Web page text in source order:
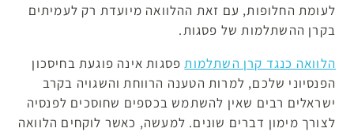
לעומת החלופות, עם זאת ההלוואה מיועדת רק לעמיתים
בקרן ההשתלמות של פסגות.
הלוואה כנגד קרן השתלמותפסגות אינה פוגעת בחיסכון
הפנסיוני שלכם, למרות הטענה הרווחת והשגויה בקרב
ישראלים רבים שאין להשתמש בכספים שחוסכים לפנסיה
לצורך מימון דברים שונים. למעשה, כאשר לוקחים הלוואה